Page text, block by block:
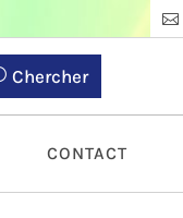
Chercher
CONTACT